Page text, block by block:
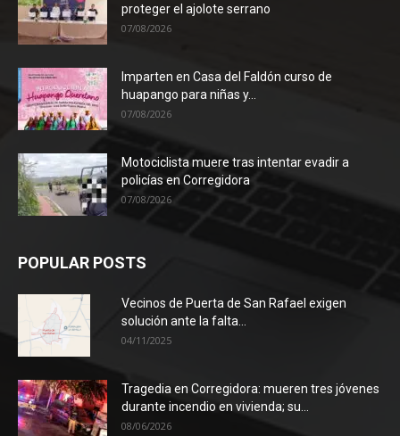
proteger el ajolote serrano
07/08/2026
Imparten en Casa del Faldón curso de
huapango para niñas y...
07/08/2026
Motociclista muere tras intentar evadir a
policías en Corregidora
07/08/2026
POPULAR POSTS
Vecinos de Puerta de San Rafael exigen
solución ante la falta...
04/11/2025
Tragedia en Corregidora: mueren tres jóvenes
durante incendio en vivienda; su...
08/06/2026